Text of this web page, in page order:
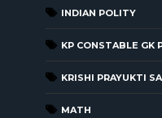
INDIAN POLITY
KP CONSTABLE GK
KRISHI PRAYUKTI
MATH